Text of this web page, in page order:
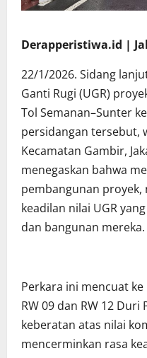
Derapperistiwa.id |
22/1/2026. Sidang
Ganti Rugi (UGR)
Tol Semanan–Sunter
persidangan tersebut,
Kecamatan Gambir,
menegaskan bahwa
pembangunan
keadilan nilai UGR
dan bangunan mereka.
Perkara ini mencuat
RW 09 dan RW 12
keberatan atas nilai
mencerminkan rasa